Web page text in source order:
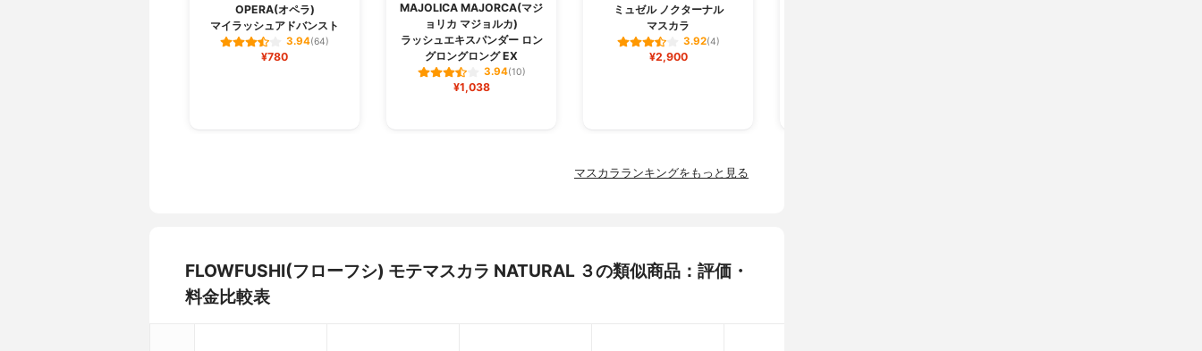
OPERA(オペラ)
マイラッシュアドバンスト
3.94(64)
¥780
MAJOLICA MAJORCA(マジ
ョリカ マジョルカ)
ラッシュエキスパンダー ロン
グロングロング EX
3.94(10)
¥1,038
ミュゼル ノクターナル
マスカラ
3.92(4)
¥2,900
マスカラランキングをもっと見る
FLOWFUSHI(フローフシ) モテマスカラ NATURAL ３の類似商品：評価・
料金比較表